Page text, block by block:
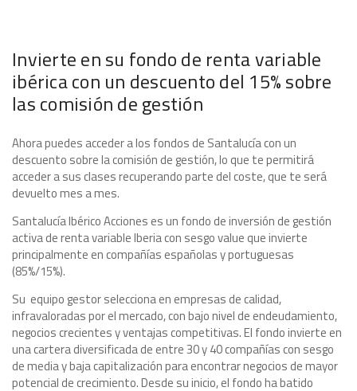
Invierte en su fondo de renta variable
ibérica con un descuento del 15% sobre
las comisión de gestión
Ahora puedes acceder a los fondos de Santalucía con un
descuento sobre la comisión de gestión, lo que te permitirá
acceder a sus clases recuperando parte del coste, que te será
devuelto mes a mes.
Santalucía Ibérico Acciones es un fondo de inversión de gestión
activa de renta variable Iberia con sesgo value que invierte
principalmente en compañías españolas y portuguesas
(85%/15%).
Su equipo gestor selecciona en empresas de calidad,
infravaloradas por el mercado, con bajo nivel de endeudamiento,
negocios crecientes y ventajas competitivas. El fondo invierte en
una cartera diversificada de entre 30 y 40 compañías con sesgo
de media y baja capitalización para encontrar negocios de mayor
potencial de crecimiento. Desde su inicio, el fondo ha batido